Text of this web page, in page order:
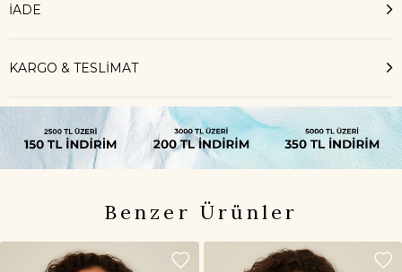
İADE
KARGO & TESLİMAT
Benzer Ürünler